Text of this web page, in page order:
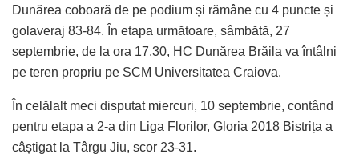
Dunărea coboară de pe podium și rămâne cu 4 puncte și
golaveraj 83-84. În etapa următoare, sâmbătă, 27
septembrie, de la ora 17.30, HC Dunărea Brăila va întâlni
pe teren propriu pe SCM Universitatea Craiova.
În celălalt meci disputat miercuri, 10 septembrie, contând
pentru etapa a 2-a din Liga Florilor, Gloria 2018 Bistrița a
câștigat la Târgu Jiu, scor 23-31.